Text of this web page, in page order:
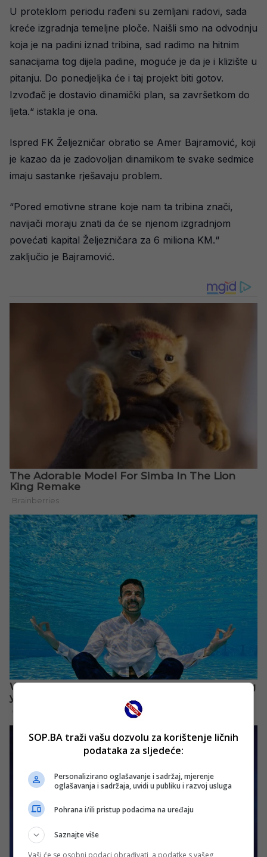
U proteklom periodu rađeni su zemljani radovi, sada
kreće izgradnja temeljne ploče. Naišli smo na odvodnju
koja je na padini iznad tribina, sad radimo na hitnim
sanacijama tog dijela padine, moguće je da je i klizište u
pitanju. Do ponedjeljka će i taj projekt biti gotov.
Izvođač je dostavio dinamički plan, sa završetkom do
ljeta.“ istakla je ona.
Ispred FK Željezničar obratio se Amer Bajramović, koji
je kazao da je zadovoljan dinamikom te svake sedmice
imaju sastanke rješavaju problem.
“Pored emotivne strane koje nam ta tribina znači,
navijači moraju znati da će se njenom izgradnjom
povećati kapital Željezničara za 6 miliona KM.“
zaključio je Bajramović.
SOP.BA traži vašu dozvolu za korištenje ličnih
podataka za sljedeće:
Personalizirano oglašavanje i sadržaj, mjerenje
oglašavanja i sadržaja, uvidi u publiku i razvoj usluga
Pohrana i/ili pristup podacima na uređaju
Saznajte više
Vaši će se osobni podaci obrađivati, a podatke s vašeg